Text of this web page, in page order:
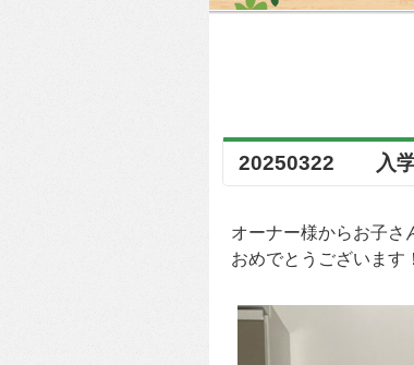
20250322 入学
オーナー様からお子さ
おめでとうございます！